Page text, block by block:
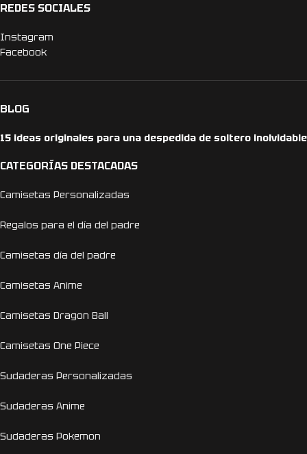
REDES SOCIALES
Instagram
Facebook
BLOG
15 ideas originales para una despedida de soltero inolvidable
CATEGORÍAS DESTACADAS
Camisetas Personalizadas
Regalos para el día del padre
Camisetas día del padre
Camisetas Anime
Camisetas Dragon Ball
Camisetas One Piece
Sudaderas Personalizadas
Sudaderas Anime
Sudaderas Pokemon